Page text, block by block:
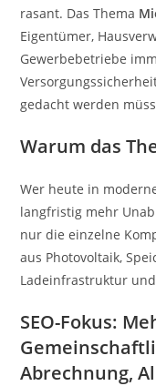
rasant. Das Thema
Eigentümer,
Gewerbebetriebe
gedacht werden
Warum das
Wer heute in
langfristig mehr
nur die einzelne
aus Photovoltaik,
Ladeinfrastruktur
SEO-Fokus:
Abrechnung,